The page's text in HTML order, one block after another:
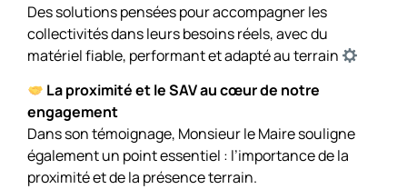
Des solutions pensées pour accompagner les
collectivités dans leurs besoins réels, avec du
matériel fiable, performant et adapté au terrain
La proximité et le SAV au cœur de notre
engagement
Dans son témoignage, Monsieur le Maire souligne
également un point essentiel : l’importance de la
proximité et de la présence terrain.